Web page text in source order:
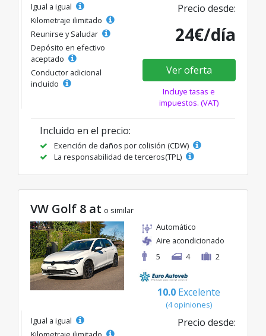
Igual a igual
Kilometraje ilimitado
Reunirse y Saludar
Depósito en efectivo
aceptado
Conductor adicional
incluido
Precio desde:
24€/día
Ver oferta
Incluye tasas e
impuestos. (VAT)
Incluido en el precio:
Exención de daños por colisión (CDW)
La responsabilidad de terceros(TPL)
VW Golf 8 at o similar
Automático
Aire acondicionado
5
4 2
10.0 Excelente
(4 opiniones)
Igual a igual
Precio desde: